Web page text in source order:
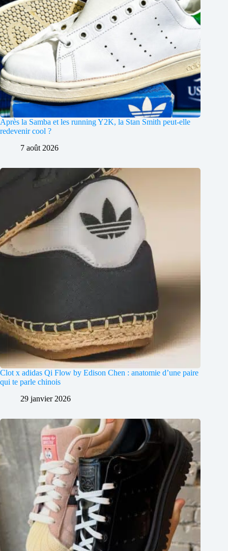
Après la Samba et les running Y2K, la Stan Smith peut-elle
redevenir cool ?
7 août 2026
Clot x adidas Qi Flow by Edison Chen : anatomie d’une paire
qui te parle chinois
29 janvier 2026